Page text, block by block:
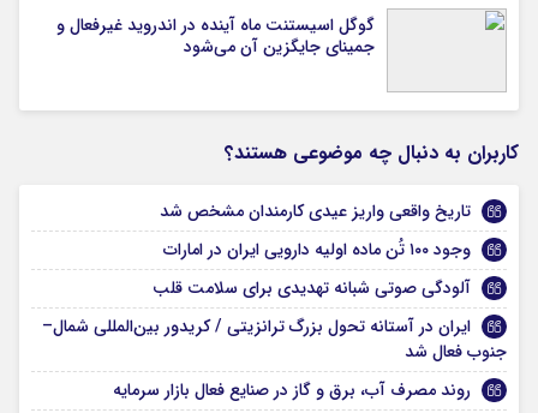
گوگل اسیستنت ماه آینده در اندروید غیرفعال و
جمینای جایگزین آن می‌شود
کاربران به دنبال چه موضوعی هستند؟
تاریخ واقعی واریز عیدی کارمندان مشخص شد
وجود ۱۰۰ تُن ماده اولیه دارویی ایران در امارات
آلودگی صوتی شبانه تهدیدی برای سلامت قلب
ایران در آستانه تحول بزرگ ترانزیتی / کریدور بین‌المللی شمال–
جنوب فعال شد
روند مصرف آب، برق و گاز در صنایع فعال بازار سرمایه